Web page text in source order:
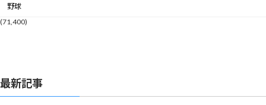
野球
(71,400)
最新記事